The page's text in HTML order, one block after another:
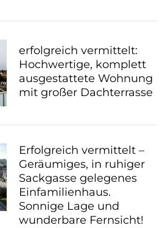
erfolgreich vermittelt:
Hochwertige, komplett
ausgestattete Wohnung
mit großer Dachterrasse
Erfolgreich vermittelt –
Geräumiges, in ruhiger
Sackgasse gelegenes
Einfamilienhaus.
Sonnige Lage und
wunderbare Fernsicht!